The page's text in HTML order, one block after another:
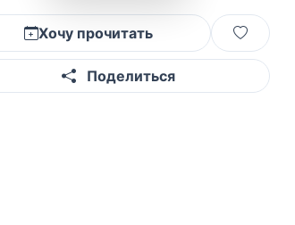
Хочу прочитать
Поделиться